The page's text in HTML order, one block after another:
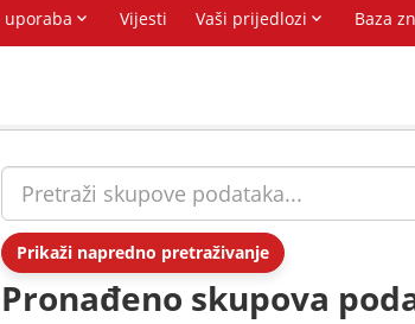
Prikaži napredno pretraživanje
Pronađeno skupova